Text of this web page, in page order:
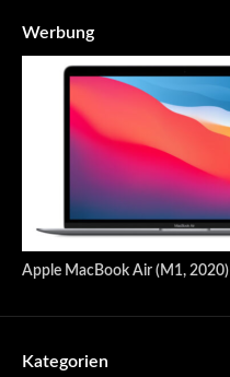
Werbung
Apple MacBook Air (M1, 2020)
Kategorien